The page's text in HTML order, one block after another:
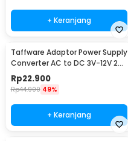
+ Keranjang
Taffware Adaptor Power Supply
Converter AC to DC 3V-12V 2A
Adjustable - 31220
Rp22.900
Rp44.900 49%
+ Keranjang